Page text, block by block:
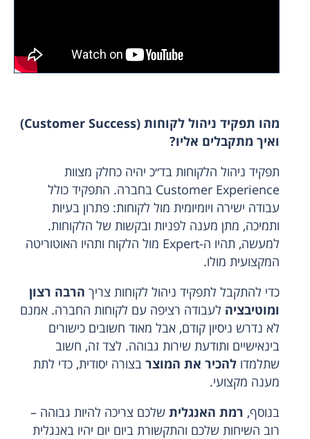
מהו תפקיד ניהול לקוחות (Customer Success)
ואיך מתקבלים אליו?
תפקיד ניהול הלקוחות בד״כ יהיה כחלק מצוות
Customer Experience בחברה. התפקיד כולל
עבודה ישירה ויומיומית מול לקוחות: פתרון בעיות
ותמיכה, מתן מענה לפניות ובקשות של הלקוחות.
למעשה, תהיו ה-Expert מול הלקוח ותהיו האוטוריטה
המקצועית מולו.
כדי להתקבל לתפקיד ניהול לקוחות צריך הרבה רצון
ומוטיבציה לעבודה רציפה עם לקוחות החברה. אמנם
לא נדרש ניסיון קודם, אבל מאוד חשובים כישורים
בינאישיים ותודעת שירות גבוהה. לצד זה, חשוב
שתלמדו להכיר את המוצר בצורה יסודית, כדי לתת
מענה מקצועי.
בנוסף, רמת האנגלית שלכם צריכה להיות גבוהה –
רוב השיחות שלכם והתקשורת ביום יום יהיו באנגלית